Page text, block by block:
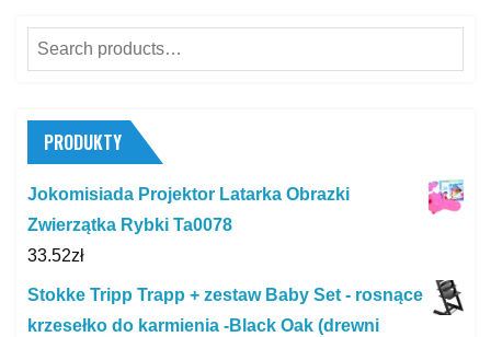
Search
for:
PRODUKTY
Jokomisiada Projektor Latarka Obrazki
Zwierzątka Rybki Ta0078
33.52zł
Stokke Tripp Trapp + zestaw Baby Set - rosnące
krzesełko do karmienia -Black Oak (drewni